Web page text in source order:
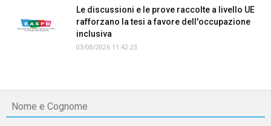
Le discussioni e le prove raccolte a livello UE
rafforzano la tesi a favore dell'occupazione
inclusiva
03/08/2026 11:42:23